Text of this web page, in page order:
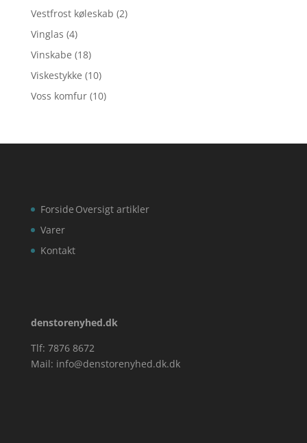
Vestfrost køleskab (2)
Vinglas (4)
Vinskabe (18)
Viskestykke (10)
Voss komfur (10)
Forside
Varer
Kontakt
Oversigt artikler
denstorenyhed.dk
Tlf: 7876 8672
Mail: info@denstorenyhed.dk.dk